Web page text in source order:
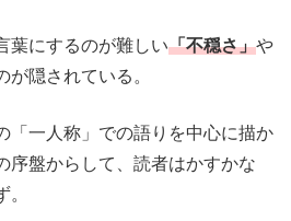
葉にするのが難しい「不穏さ」や
が隠されている。
「一人称」での語りを中心に描か
序盤からして、読者はかすかな
。